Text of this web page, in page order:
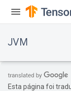
JVM
Esta página foi